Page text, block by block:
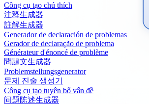
Công cụ tạo chú thích
注释生成器
註解生成器
Generador de declaración de problemas
Gerador de declaração de problema
Générateur d'énoncé de problème
問題文生成器
Problemstellungsgenerator
문제 진술 생성기
Công cụ tạo tuyên bố vấn đề
问题陈述生成器